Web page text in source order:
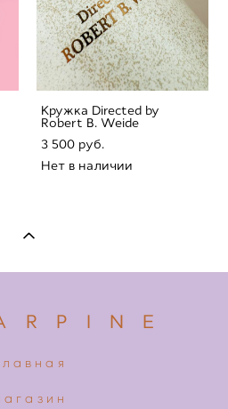
Кружка Directed by
Robert B. Weide
3 500 pуб.
Нет в наличии
R P I N E